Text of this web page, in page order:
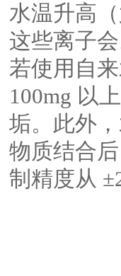
水温升高
这些离子
若使用自
100mg 以
垢。此外
物质结合
制精度从